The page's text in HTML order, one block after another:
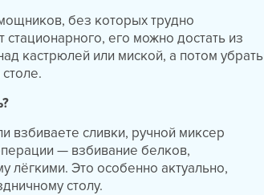
без которых трудно
его можно достать из
кастрюлей или миской, а потом убрать
взбиваете сливки, ручной миксер
— взбивание белков,
лёгкими. Это особенно актуально,
столу.